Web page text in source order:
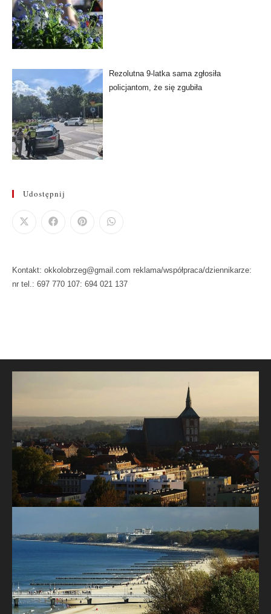
Rezolutna 9-latka sama zgłosiła
policjantom, że się zgubiła
Udostępnij
Kontakt: okkolobrzeg@gmail.com reklama/współpraca/dziennikarze:
nr tel.: 697 770 107: 694 021 137